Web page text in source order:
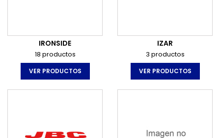
IRONSIDE
18 productos
VER PRODUCTOS
IZAR
3 productos
VER PRODUCTOS